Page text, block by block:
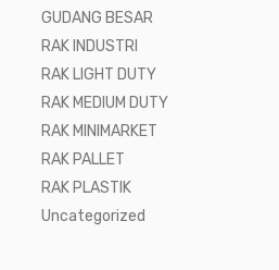
GUDANG BESAR
RAK INDUSTRI
RAK LIGHT DUTY
RAK MEDIUM DUTY
RAK MINIMARKET
RAK PALLET
RAK PLASTIK
Uncategorized